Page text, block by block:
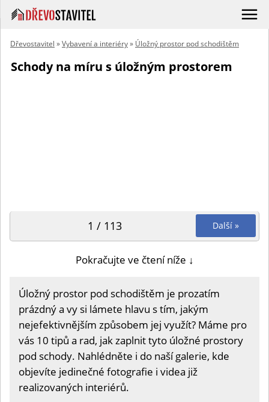
Dřevostavitel »Vybavení a interiéry» Úložný prostor pod schodištěm
Schody na míru s úložným prostorem
Další »
1 / 113
Pokračujte ve čtení níže ↓
Úložný prostor pod schodištěm je prozatím
prázdný a vy si lámete hlavu s tím, jakým
nejefektivnějším způsobem jej využít? Máme pro
vás 10 tipů a rad, jak zaplnit tyto úložné prostory
pod schody. Nahlédněte i do naší galerie, kde
objevíte jedinečné fotografie i videa již
realizovaných interiérů.